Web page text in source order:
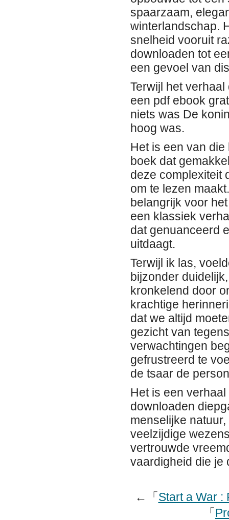
spaarzaam,
winterlandschap.
snelheid vooruit
downloaden tot
een gevoel van
Terwijl het
een pdf ebook
niets was De
hoog was.
Het is een van
boek dat
deze complexiteit
om te lezen
belangrijk voor
een klassiek
dat genuanceerd
uitdaagt.
Terwijl ik las,
bijzonder
kronkelend door
krachtige
dat we altijd
gezicht van
verwachtingen
gefrustreerd te
de tsaar de
Het is een
downloaden
menselijke
veelzijdige
vertrouwde
vaardigheid die je
←「Start a War :
「